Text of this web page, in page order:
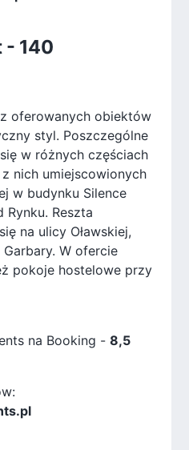
- 140
oferowanych obiektów
styl. Poszczególne
w różnych częściach
z nich umiejscowionych
w budynku Silence
Reszta
na ulicy Oławskiej,
Garbary. W ofercie
pokoje hostelowe przy
na Booking -8,5